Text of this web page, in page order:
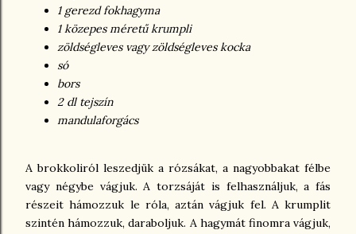
1 gerezd fokhagyma
1 közepes méretű krumpli
zöldségleves vagy zöldségleves kocka
só
bors
2 dl tejszín
mandulaforgács
A brokkoliról leszedjük a rózsákat, a nagyobbakat félbe
vagy négybe vágjuk. A torzsáját is felhasználjuk, a fás
részeit hámozzuk le róla, aztán vágjuk fel. A krumplit
szintén hámozzuk, daraboljuk. A hagymát finomra vágjuk,